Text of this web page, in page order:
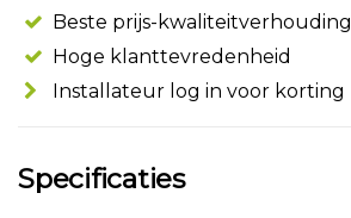
Beste prijs-kwaliteitverhouding
Hoge klanttevredenheid
Installateur log in voor korting
Specificaties